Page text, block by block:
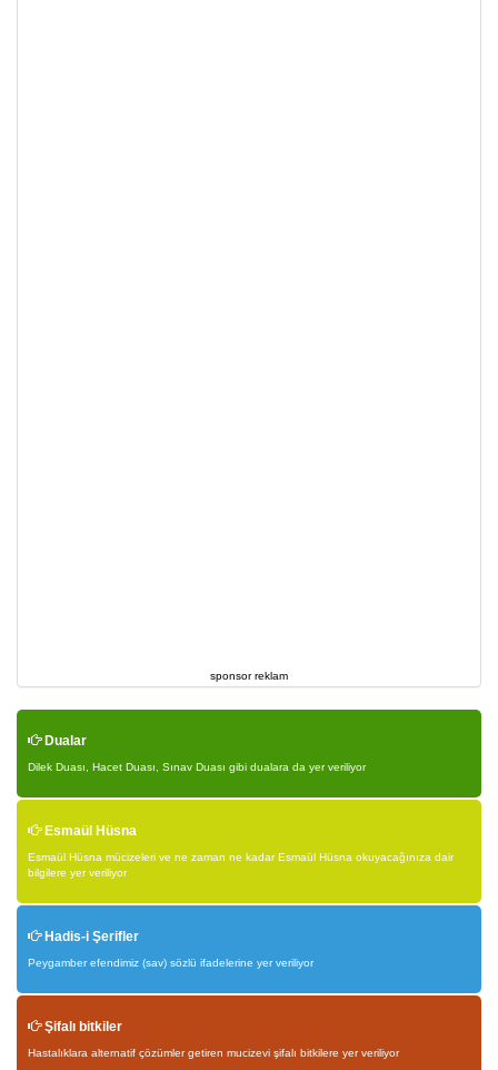
sponsor reklam
Dualar
Dilek Duası, Hacet Duası, Sınav Duası gibi dualara da yer veriliyor
Esmaül Hüsna
Esmaül Hüsna mücizeleri ve ne zaman ne kadar Esmaül Hüsna okuyacağınıza dair
bilgilere yer veriliyor
Hadis-i Şerifler
Peygamber efendimiz (sav) sözlü ifadelerine yer veriliyor
Şifalı bitkiler
Hastalıklara alternatif çözümler getiren mucizevi şifalı bitkilere yer veriliyor